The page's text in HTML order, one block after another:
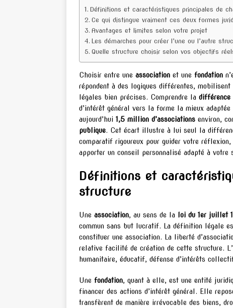
Définitions et caractéristiques principales de
Ce qui distingue vraiment ces deux formes
Avantages et limites selon votre projet
Les démarches pour créer l’une ou l’autre
Quelle structure choisir selon vos objectifs
Choisir entre une association et une fondation
répondent à des logiques différentes,
légales bien précises. Comprendre la différence
d’intérêt général vers la forme la mieux
aujourd’hui 1,5 million d’associations environ,
publique. Cet écart illustre à lui seul la
comparatif rigoureux pour guider votre
apporter un conseil personnalisé adapté à votre
Définitions et
structure
Une association, au sens de la loi du 1er juillet
commun sans but lucratif. La définition légale
constituer une association. La liberté
relative facilité de création de cette structure.
humanitaire, éducatif, défense d’intérêts
Une fondation, quant à elle, est une entité
financer des actions d’intérêt général. Elle
transfèrent de manière irrévocable des biens,